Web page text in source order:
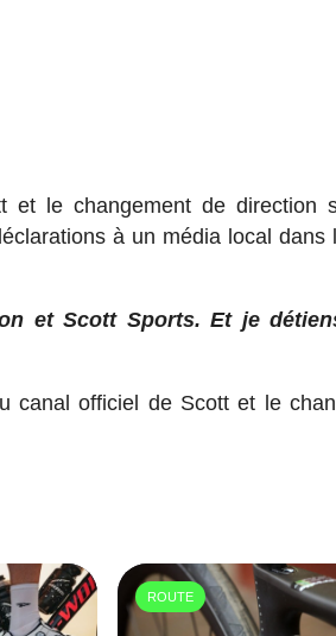
et le changement de direction
à un média local dans
et Scott Sports. Et je
canal officiel de Scott et le
ROUTE